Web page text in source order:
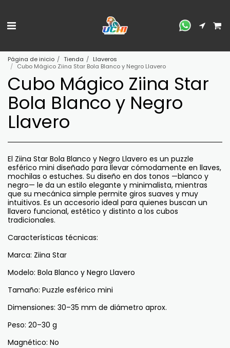
Página de inicio Tienda
Llaveros
Cubo Mágico Ziina Star Bola Blanco y Negro Llavero
Cubo Mágico Ziina Star
Bola Blanco y Negro
Llavero
El Ziina Star Bola Blanco y Negro Llavero es un puzzle
esférico mini diseñado para llevar cómodamente en llaves,
mochilas o estuches. Su diseño en dos tonos —blanco y
negro— le da un estilo elegante y minimalista, mientras
que su mecánica simple permite giros suaves y muy
intuitivos. Es un accesorio ideal para quienes buscan un
llavero funcional, estético y distinto a los cubos
tradicionales.
Características técnicas:
Marca: Ziina Star
Modelo: Bola Blanco y Negro Llavero
Tamaño: Puzzle esférico mini
Dimensiones: 30–35 mm de diámetro aprox.
Peso: 20–30 g
Magnético: No